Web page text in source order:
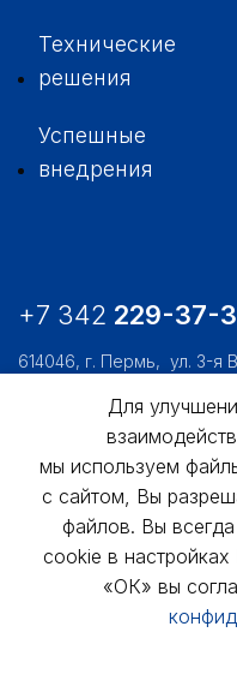
Технические
решения
Успешные
внедрения
+7 342 229-37-
614046, г. Пермь, ул. 3-я
usk@usk.perm.ru
Обратная связь
© АО
Для
мы используем
с сайтом, Вы
файлов. Вы
cookie в
«ОК» вы